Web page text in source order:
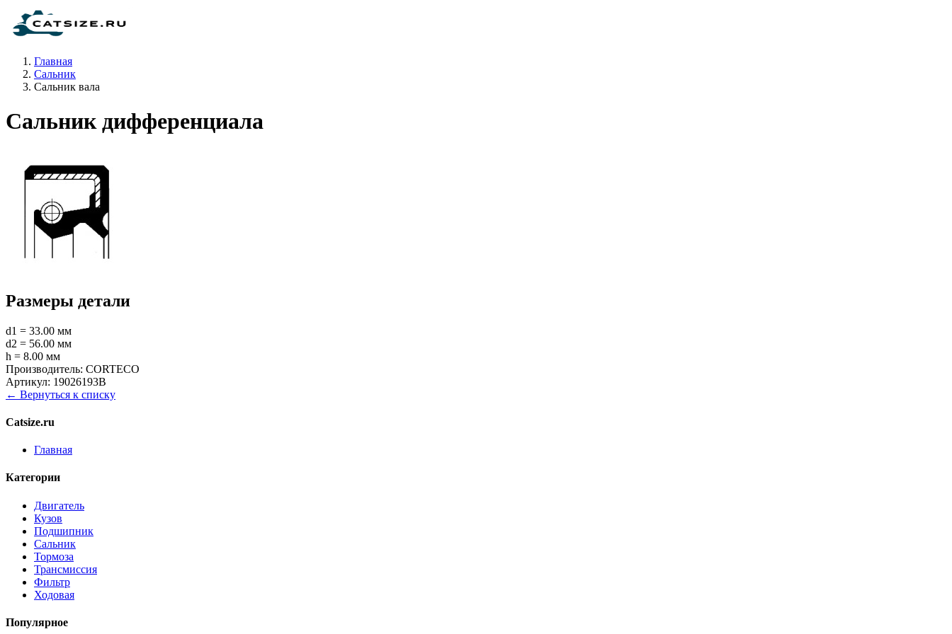
Главная
Сальник
Сальник вала
Сальник дифференциала
Размеры детали
d1 = 33.00 мм
d2 = 56.00 мм
h = 8.00 мм
Производитель: CORTECO
Артикул: 19026193B
← Вернуться к списку
Catsize.ru
Главная
Категории
Двигатель
Кузов
Подшипник
Сальник
Тормоза
Трансмиссия
Фильтр
Ходовая
Популярное